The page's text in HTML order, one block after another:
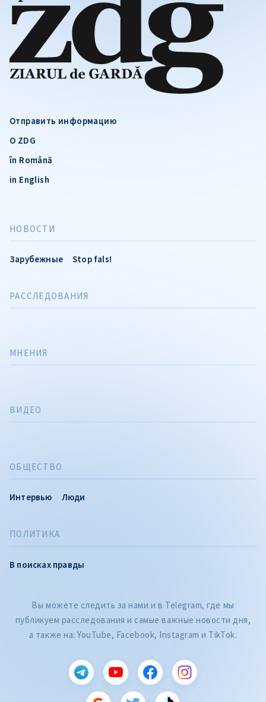
Отправить информацию
О ZDG
în Română
in English
НОВОСТИ
Зарубежные Stop fals!
ПОЛИТИКА
В поисках правды
РАССЛЕДОВАНИЯ
ОБЩЕСТВО
Интервью Люди
МНЕНИЯ
ВИДЕО
Вы можете следить за нами и в Telegram, где мы
публикуем расследования и самые важные новости дня,
а также на: YouTube, Facebook, Instagram и TikTok.